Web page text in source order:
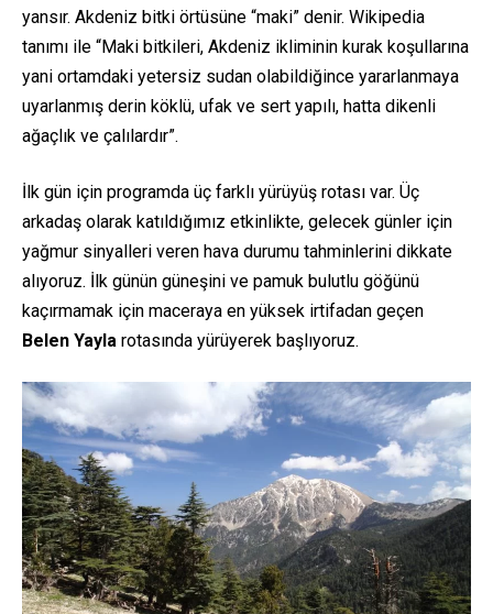
yansır. Akdeniz bitki örtüsüne “maki” denir. Wikipedia
tanımı ile “Maki bitkileri, Akdeniz ikliminin kurak koşullarına
yani ortamdaki yetersiz sudan olabildiğince yararlanmaya
uyarlanmış derin köklü, ufak ve sert yapılı, hatta dikenli
ağaçlık ve çalılardır”.
İlk gün için programda üç farklı yürüyüş rotası var. Üç
arkadaş olarak katıldığımız etkinlikte, gelecek günler için
yağmur sinyalleri veren hava durumu tahminlerini dikkate
alıyoruz. İlk günün güneşini ve pamuk bulutlu göğünü
kaçırmamak için maceraya en yüksek irtifadan geçen
Belen Yayla rotasında yürüyerek başlıyoruz.